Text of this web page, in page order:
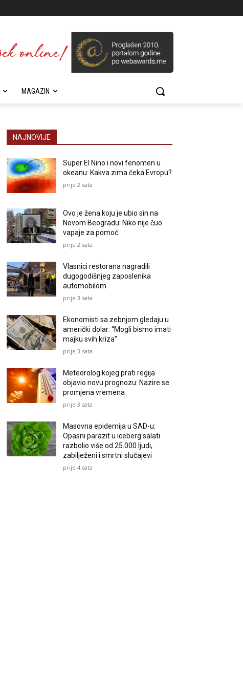
MAGAZIN
NAJNOVIJE
Super El Nino i novi fenomen u
okeanu: Kakva zima čeka Evropu?
prije 2 sata
Ovo je žena koju je ubio sin na
Novom Beogradu: Niko nije čuo
vapaje za pomoć
prije 2 sata
Vlasnici restorana nagradili
dugogodišnjeg zaposlenika
automobilom
prije 3 sata
Ekonomisti sa zebnjom gledaju u
američki dolar: “Mogli bismo imati
majku svih kriza”
prije 3 sata
Meteorolog kojeg prati regija
objavio novu prognozu: Nazire se
promjena vremena
prije 3 sata
Masovna epidemija u SAD-u:
Opasni parazit u iceberg salati
razbolio više od 25.000 ljudi,
zabilježeni i smrtni slučajevi
prije 4 sata